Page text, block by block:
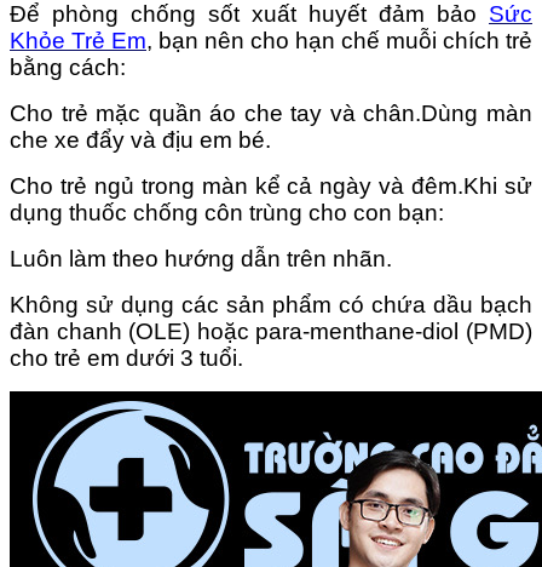
Để phòng chống sốt xuất huyết đảm bảo Sức
Khỏe Trẻ Em, bạn nên cho hạn chế muỗi chích trẻ
bằng cách:
Cho trẻ mặc quần áo che tay và chân.Dùng màn
che xe đẩy và địu em bé.
Cho trẻ ngủ trong màn kể cả ngày và đêm.Khi sử
dụng thuốc chống côn trùng cho con bạn:
Luôn làm theo hướng dẫn trên nhãn.
Không sử dụng các sản phẩm có chứa dầu bạch
đàn chanh (OLE) hoặc para-menthane-diol (PMD)
cho trẻ em dưới 3 tuổi.